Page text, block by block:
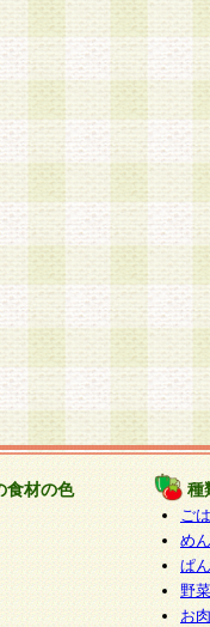
食材の色 種
ご
めん
ぱん
野
お